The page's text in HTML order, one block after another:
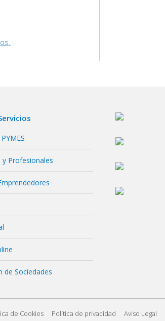
Profesionales
de Sociedades
de Cookies Política de privacidad Aviso Legal